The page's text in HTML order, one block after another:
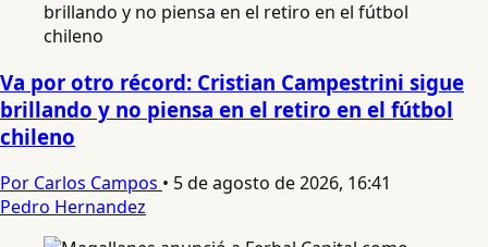
Va por otro récord: Cristian Campestrini sigue
brillando y no piensa en el retiro en el fútbol
chileno
Por Carlos Campos • 5 de agosto de 2026, 16:41
Pedro Hernandez